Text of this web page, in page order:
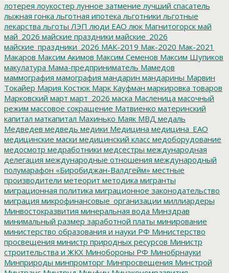
лотерея лоукостер лунное затмение лучший спасатель
лыжная гонка льготная ипотека льготники льготные
лекарства льготы ЛЭП люди ЕАО люк Магнитогорск май
май_2026 майские праздники майские_2026
майские_праздники_2026 МАК-2019 Мак-2020 Мак-2021
Макаров Максим Акимов Максим Семенов Максим Шупиков
макулатура Мама-предприниматель Мамедов
маммография мамография мандарин мандарины Марвин
Токайер Мария Костюк Марк Кауфман маркировка товаров
Марковский март март_2026 маска Масленица масочный
режим массовое сокращение Матвиенко материнский
капитал маткапитал Махинько Маяк МВД медаль
Медведев медведь медики Медицина медицина_ЕАО
медицинские маски медицинский класс медоборудование
медосмотр медработники медсестры международная
делегация международные отношения международный
полумарафон «Биробиджан-Валдгейм» местные
производители метеорит методика мигранты
миграционная политика миграционное законодательство
миграция микрофинансовые_организации миллиардеры
Минвостокразвития минеральная вода Минздрав
минимальный размер заработной платы минирование
министерство образования и науки РФ Министерство
просвещения министр природных ресурсов Министр
строительства и ЖКХ Минобороны РФ Минобрнауки
Минприроды минпромторг Минпросвещения Минстрой